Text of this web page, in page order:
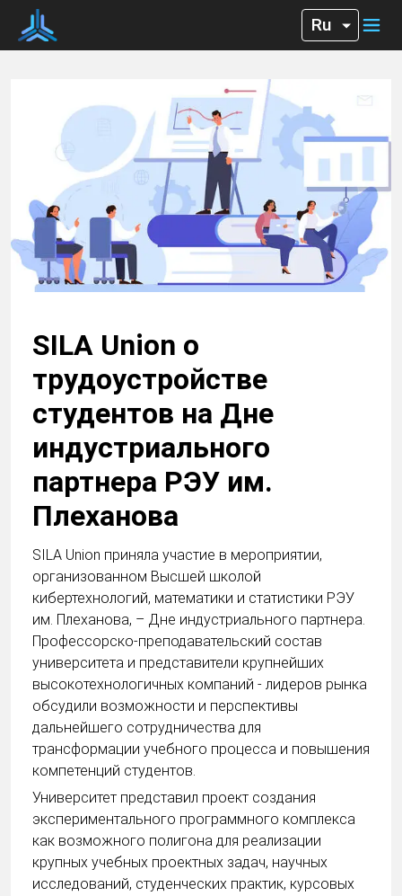
SILA Union о
трудоустройстве
студентов на Дне
индустриального
партнера РЭУ им.
Плеханова
SILA Union приняла участие в мероприятии,
организованном Высшей школой
кибертехнологий, математики и статистики РЭУ
им. Плеханова, – Дне индустриального партнера.
Профессорско-преподавательский состав
университета и представители крупнейших
высокотехнологичных компаний - лидеров рынка
обсудили возможности и перспективы
дальнейшего сотрудничества для
трансформации учебного процесса и повышения
компетенций студентов.
Университет представил проект создания
экспериментального программного комплекса
как возможного полигона для реализации
крупных учебных проектных задач, научных
исследований, студенческих практик, курсовых